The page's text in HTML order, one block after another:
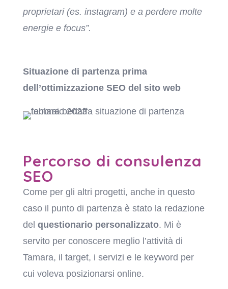
proprietari (es. instagram) e a perdere molte
energie e focus”.
Situazione di partenza prima
dell’ottimizzazione SEO del sito web
Percorso di consulenza
SEO
Come per gli altri progetti, anche in questo
caso il punto di partenza è stato la redazione
del questionario personalizzato. Mi è
servito per conoscere meglio l’attività di
Tamara, il target, i servizi e le keyword per
cui voleva posizionarsi online.